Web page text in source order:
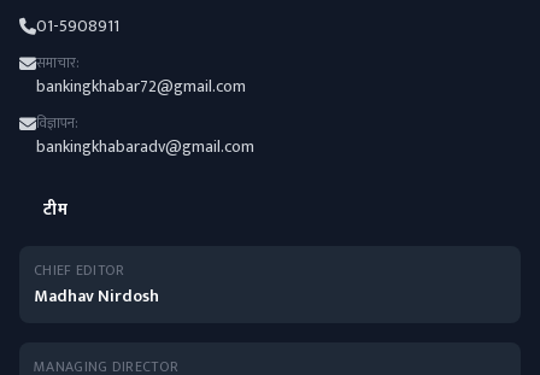
01-5908911
समाचार:
bankingkhabar72@gmail.com
विज्ञापन:
bankingkhabaradv@gmail.com
टीम
CHIEF EDITOR
Madhav Nirdosh
MANAGING DIRECTOR